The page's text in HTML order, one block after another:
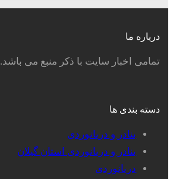
درباره ما
تمامی اخبار سایت با ذکر منبع می باشد.
دسته بندی ها
بنادر و دریانوردی
بنادر و دریانوردی استان گیلان
دریانوردی